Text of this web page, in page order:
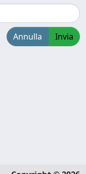
Annulla Invia